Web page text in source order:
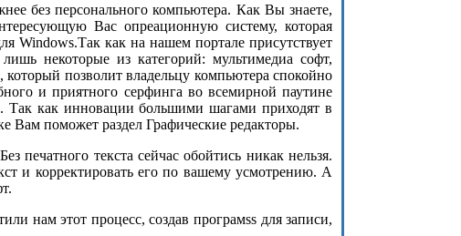
без персонального компьютера. Как Вы знаете,
Вас опреационную систему, которая
Windows.Так как на нашем портале присутствует
некоторые из категорий: мультимедиа софт,
позволит владельцу компьютера спокойно
и приятного серфинга во всемирной паутине
Так как инновации большими шагами приходят в
Вам поможет раздел Графические редакторы.
текста сейчас обойтись никак нельзя.
и корректировать его по вашему усмотрению. А
нам этот процесс, создав програмss для записи,